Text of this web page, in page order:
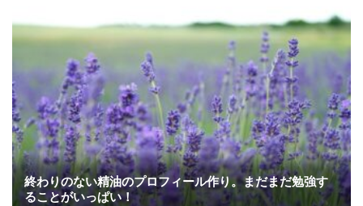
終わりのない精油のプロフィール作り。まだまだ勉強す
ることがいっぱい！